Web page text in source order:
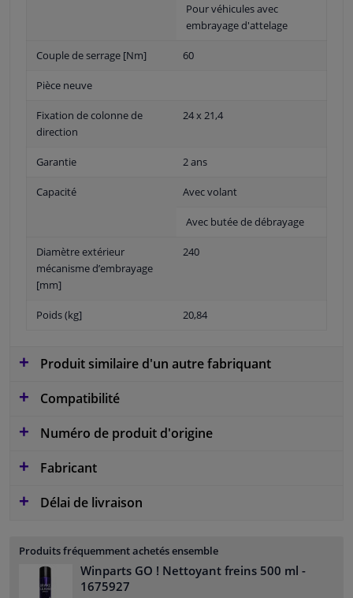
Pour véhicules avec
embrayage d'attelage
Couple de serrage [Nm] 60
Pièce neuve
Fixation de colonne de
direction
24 x 21,4
Garantie 2 ans
Capacité Avec volant
Avec butée de débrayage
Diamètre extérieur
mécanisme d’embrayage
[mm]
240
Poids (kg] 20,84
Produit similaire d'un autre fabriquant
Compatibilité
Numéro de produit d'origine
Fabricant
Délai de livraison
Produits fréquemment achetés ensemble
Winparts GO ! Nettoyant freins 500 ml -
1675927